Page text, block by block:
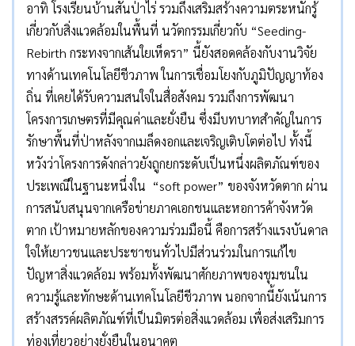
อาทิ โรงเรียนบ้านสันป่าไร่ รวมถึงเสริมสร้างความตระหนักรู้
เกี่ยวกับสิ่งแวดล้อมในพื้นที่ นวัตกรรมเกี่ยวกับ “Seeding-
Rebirth กระทงจากเส้นใยเห็ดรา” นี้ยังสอดคล้องกับงานวิจัย
ทางด้านเทคโนโลยีชีวภาพ ในการเชื่อมโยงกับภูมิปัญญาท้อง
ถิ่น ที่เคยได้รับความสนใจในสื่อสังคม รวมถึงการพัฒนา
โครงการเกษตรที่มีคุณค่าและยั่งยืน ซึ่งมีบทบาทสำคัญในการ
รักษาพื้นที่ป่าหลังจากเมล็ดงอกและเจริญเติบโตต่อไป ทั้งนี้
หวังว่าโครงการดังกล่าวยังถูกยกระดับเป็นหนึ่งผลิตภัณฑ์ของ
ประเพณีในฐานะหนึ่งใน “soft power” ของจังหวัดตาก ผ่าน
การสนับสนุนจากเครือข่ายภาคเอกชนและหอการค้าจังหวัด
ตาก เป้าหมายหลักของความร่วมมือนี้ คือการสร้างแรงบันดาล
ใจให้เยาวชนและประชาชนทั่วไปมีส่วนร่วมในการแก้ไข
ปัญหาสิ่งแวดล้อม พร้อมทั้งพัฒนาศักยภาพของชุมชนใน
ความรู้และทักษะด้านเทคโนโลยีชีวภาพ นอกจากนี้ยังเน้นการ
สร้างสรรค์ผลิตภัณฑ์ที่เป็นมิตรต่อสิ่งแวดล้อม เพื่อส่งเสริมการ
ท่องเที่ยวอย่างยั่งยืนในอนาคต